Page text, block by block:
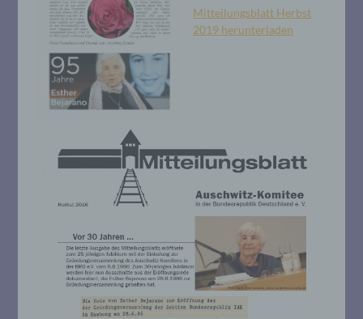
Mitteilungsblatt Herbst
2019 herunterladen